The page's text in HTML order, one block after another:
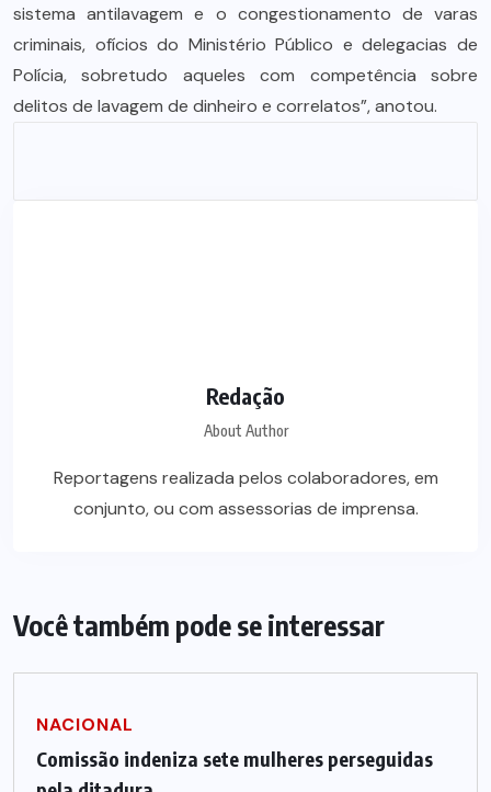
sistema antilavagem e o congestionamento de varas
criminais, ofícios do Ministério Público e delegacias de
Polícia, sobretudo aqueles com competência sobre
delitos de lavagem de dinheiro e correlatos”, anotou.
Redação
About Author
Reportagens realizada pelos colaboradores, em
conjunto, ou com assessorias de imprensa.
Você também pode se interessar
NACIONAL
Comissão indeniza sete mulheres perseguidas